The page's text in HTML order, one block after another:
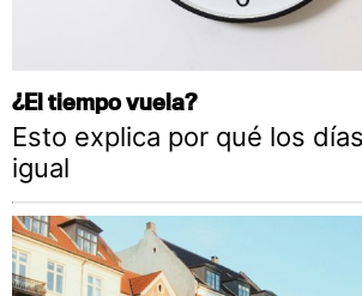
¿El tiempo vuela?
Esto explica por qué los
igual